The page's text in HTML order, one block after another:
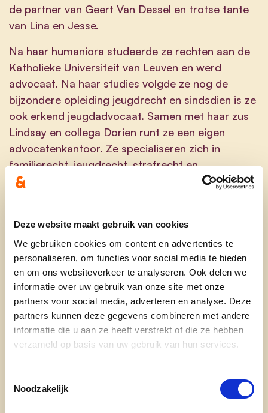
Deze website maakt gebruik van cookies
We gebruiken cookies om content en advertenties te
personaliseren, om functies voor social media te bieden
en om ons websiteverkeer te analyseren. Ook delen we
informatie over uw gebruik van onze site met onze
partners voor social media, adverteren en analyse. Deze
partners kunnen deze gegevens combineren met andere
informatie die u aan ze heeft verstrekt of die ze hebben
verzameld op basis van uw gebruik van hun services.
Noodzakelijk
de partner van Geert Van Dessel en trotse tante
van Lina en Jesse.
Na haar humaniora studeerde ze rechten aan de
Katholieke Universiteit van Leuven en werd
advocaat. Na haar studies volgde ze nog de
bijzondere opleiding jeugdrecht en sindsdien is ze
ook erkend jeugdadvocaat. Samen met haar zus
Lindsay en collega Dorien runt ze een eigen
advocatenkantoor. Ze specialiseren zich in
familierecht, jeugdrecht, strafrecht en
verkeersrecht.
situaties en hen een stem te geven, dreef haar
naar de advocatuur en wat later ook naar de
politiek.
In 2006 zette ze haar eerste stappen in de
politiek en sindsdien is ze schepen.
De voorbije zes jaar was Kelly als schepen
bevoegd voor onderwijs, kunstonderwijs,
relaties, dierenwelzijn en bibliotheek.